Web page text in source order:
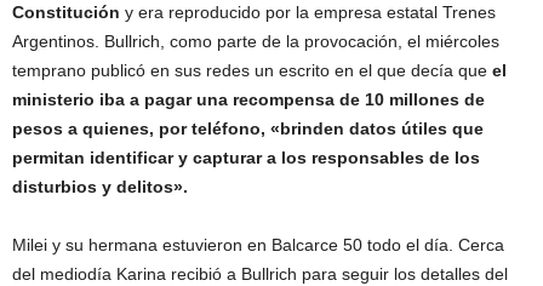
Constitución y era reproducido por la empresa estatal Trenes
Argentinos. Bullrich, como parte de la provocación, el miércoles
temprano publicó en sus redes un escrito en el que decía que el
ministerio iba a pagar una recompensa de 10 millones de
pesos a quienes, por teléfono, «brinden datos útiles que
permitan identificar y capturar a los responsables de los
disturbios y delitos».
Milei y su hermana estuvieron en Balcarce 50 todo el día. Cerca
del mediodía Karina recibió a Bullrich para seguir los detalles del